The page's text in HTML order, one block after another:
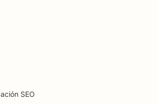
de aumento mamario
de quemaduras
SEO